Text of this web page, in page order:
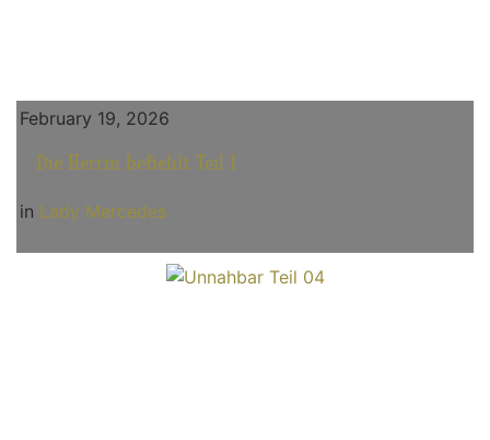
February 19, 2026
Die Herrin befiehlt Teil 1
in Lady Mercedes